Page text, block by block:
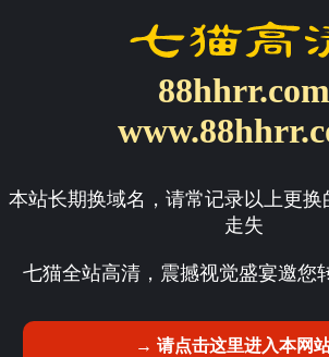
88hhrr.com
本站长期换域名，请常记录以上更换
走失
七猫全站高清，震撼视觉盛宴邀您
→ 请点击这里进入本网